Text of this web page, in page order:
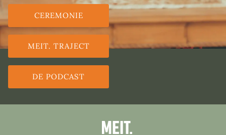
CEREMONIE
MEIT. TRAJECT
DE PODCAST